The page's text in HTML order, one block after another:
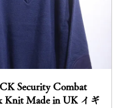
Security Combat
Knit Made in UK イギ